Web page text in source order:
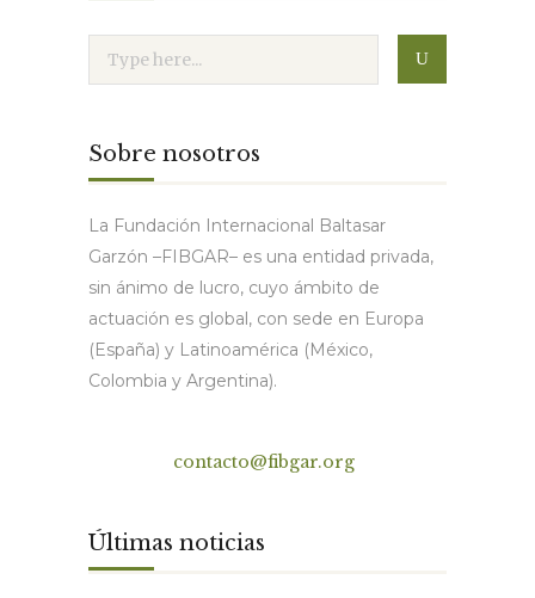
Sobre nosotros
La Fundación Internacional Baltasar
Garzón –FIBGAR– es una entidad privada,
sin ánimo de lucro, cuyo ámbito de
actuación es global, con sede en Europa
(España) y Latinoamérica (México,
Colombia y Argentina).
contacto@fibgar.org
Últimas noticias